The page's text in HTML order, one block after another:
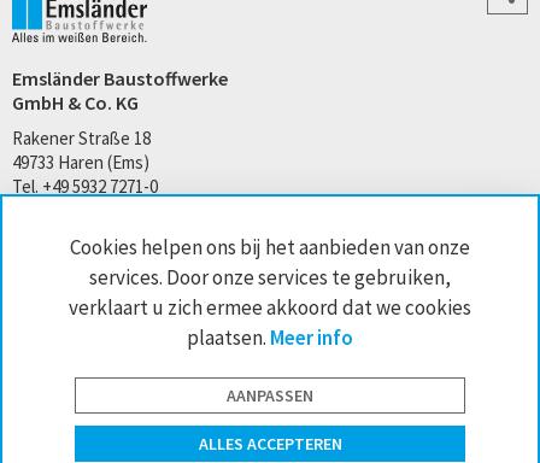
Cookies helpen ons bij het aanbieden van onze
services. Door onze services te gebruiken,
verklaart u zich ermee akkoord dat we cookies
plaatsen. Meer info
ALLES ACCEPTEREN
AANPASSEN
Emsländer Baustoffwerke
GmbH & Co. KG
Rakener Straße 18
49733 Haren (Ems)
Tel. +49 5932 7271-0
www.emslaender.de
website by interface medien